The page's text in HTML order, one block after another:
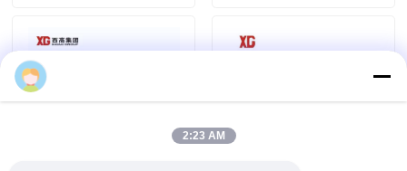
สวิตช์แบ่งโหลดอากาศ
สวิตช์แบ่งโหลด SF6
2:23 AM